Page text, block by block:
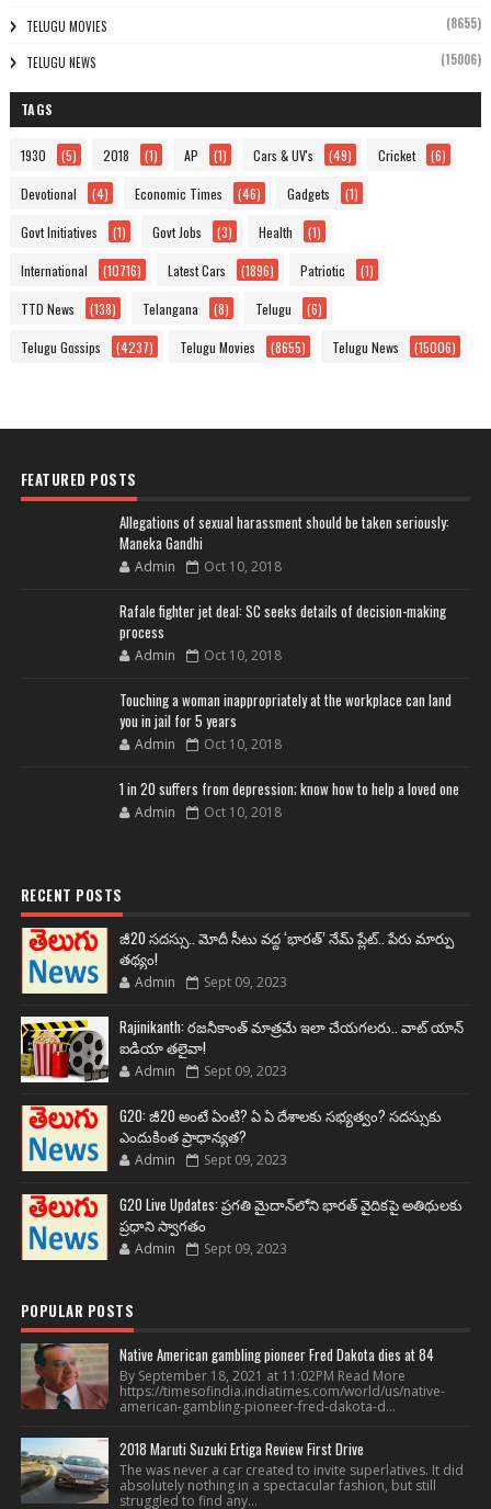
TELUGU MOVIES (8655)
TELUGU NEWS (15006)
TAGS
1930 (5) 2018 (1) AP (1) Cars & UV's (49) Cricket (6)
Devotional (4) Economic Times (46) Gadgets (1)
Govt Initiatives (1) Govt Jobs (3) Health (1)
International (10716) Latest Cars (1896) Patriotic (1)
TTD News (138) Telangana (8) Telugu (6)
Telugu Gossips (4237) Telugu Movies (8655) Telugu News (15006)
FEATURED POSTS
Allegations of sexual harassment should be taken seriously:
Maneka Gandhi
Admin Oct 10, 2018
Rafale fighter jet deal: SC seeks details of decision-making
process
Admin Oct 10, 2018
Touching a woman inappropriately at the workplace can land
you in jail for 5 years
Admin Oct 10, 2018
1 in 20 suffers from depression; know how to help a loved one
Admin Oct 10, 2018
RECENT POSTS
జీ20 సదస్సు.. మోదీ సీటు వద్ద ‘భారత్’ నేమ్ ప్లేట్‌.. పేరు మార్పు
తథ్యం!
Admin Sept 09, 2023
Rajinikanth: రజనీకాంత్ మాత్రమే ఇలా చేయగలరు.. వాట్ యాన్
ఐడియా తలైవా!
Admin Sept 09, 2023
G20: జీ20 అంటే ఏంటి? ఏ ఏ దేశాలకు సభ్యత్వం? సదస్సుకు
ఎందుకింత ప్రాధాన్యత?
Admin Sept 09, 2023
G20 Live Updates: ప్రగతి మైదాన్‌లోని భారత్ వైదికపై అతిథులకు
ప్రధాని స్వాగతం
Admin Sept 09, 2023
POPULAR POSTS
Native American gambling pioneer Fred Dakota dies at 84
By September 18, 2021 at 11:02PM Read More
https://timesofindia.indiatimes.com/world/us/native-
american-gambling-pioneer-fred-dakota-d...
2018 Maruti Suzuki Ertiga Review First Drive
The was never a car created to invite superlatives. It did
absolutely nothing in a spectacular fashion, but still
struggled to find any...